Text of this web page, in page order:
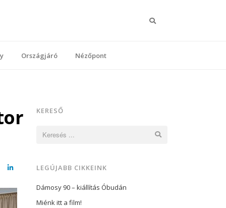
Országjáró Nézőpont
LinkedIn
KERESŐ
LEGÚJABB CIKKEINK
Dámosy 90 – kiállítás Óbudán
Miénk itt a film!